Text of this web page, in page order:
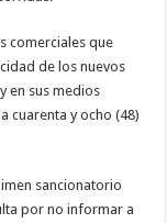
comerciales que
de los nuevos
en sus medios
cuarenta y ocho (48)
sancionatorio
por no informar a